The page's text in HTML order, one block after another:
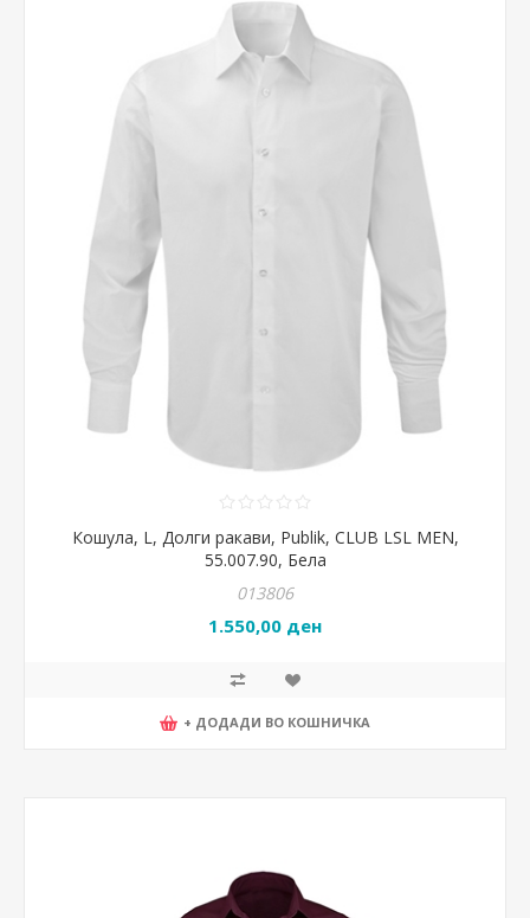
Кошула, L, Долги ракави, Publik, CLUB LSL MEN,
55.007.90, Бела
013806
1.550,00 ден
+ ДОДАДИ ВО КОШНИЧКА